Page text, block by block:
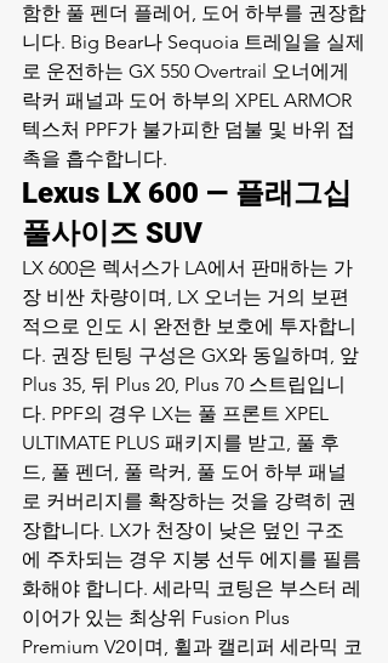
함한 풀 펜더 플레어, 도어 하부를 권장합
니다. Big Bear나 Sequoia 트레일을 실제
로 운전하는 GX 550 Overtrail 오너에게
락커 패널과 도어 하부의 XPEL ARMOR
텍스처 PPF가 불가피한 덤불 및 바위 접
촉을 흡수합니다.
Lexus LX 600 — 플래그십
풀사이즈 SUV
LX 600은 렉서스가 LA에서 판매하는 가
장 비싼 차량이며, LX 오너는 거의 보편
적으로 인도 시 완전한 보호에 투자합니
다. 권장 틴팅 구성은 GX와 동일하며, 앞
Plus 35, 뒤 Plus 20, Plus 70 스트립입니
다. PPF의 경우 LX는 풀 프론트 XPEL
ULTIMATE PLUS 패키지를 받고, 풀 후
드, 풀 펜더, 풀 락커, 풀 도어 하부 패널
로 커버리지를 확장하는 것을 강력히 권
장합니다. LX가 천장이 낮은 덮인 구조
에 주차되는 경우 지붕 선두 에지를 필름
화해야 합니다. 세라믹 코팅은 부스터 레
이어가 있는 최상위 Fusion Plus
Premium V2이며, 휠과 캘리퍼 세라믹 코